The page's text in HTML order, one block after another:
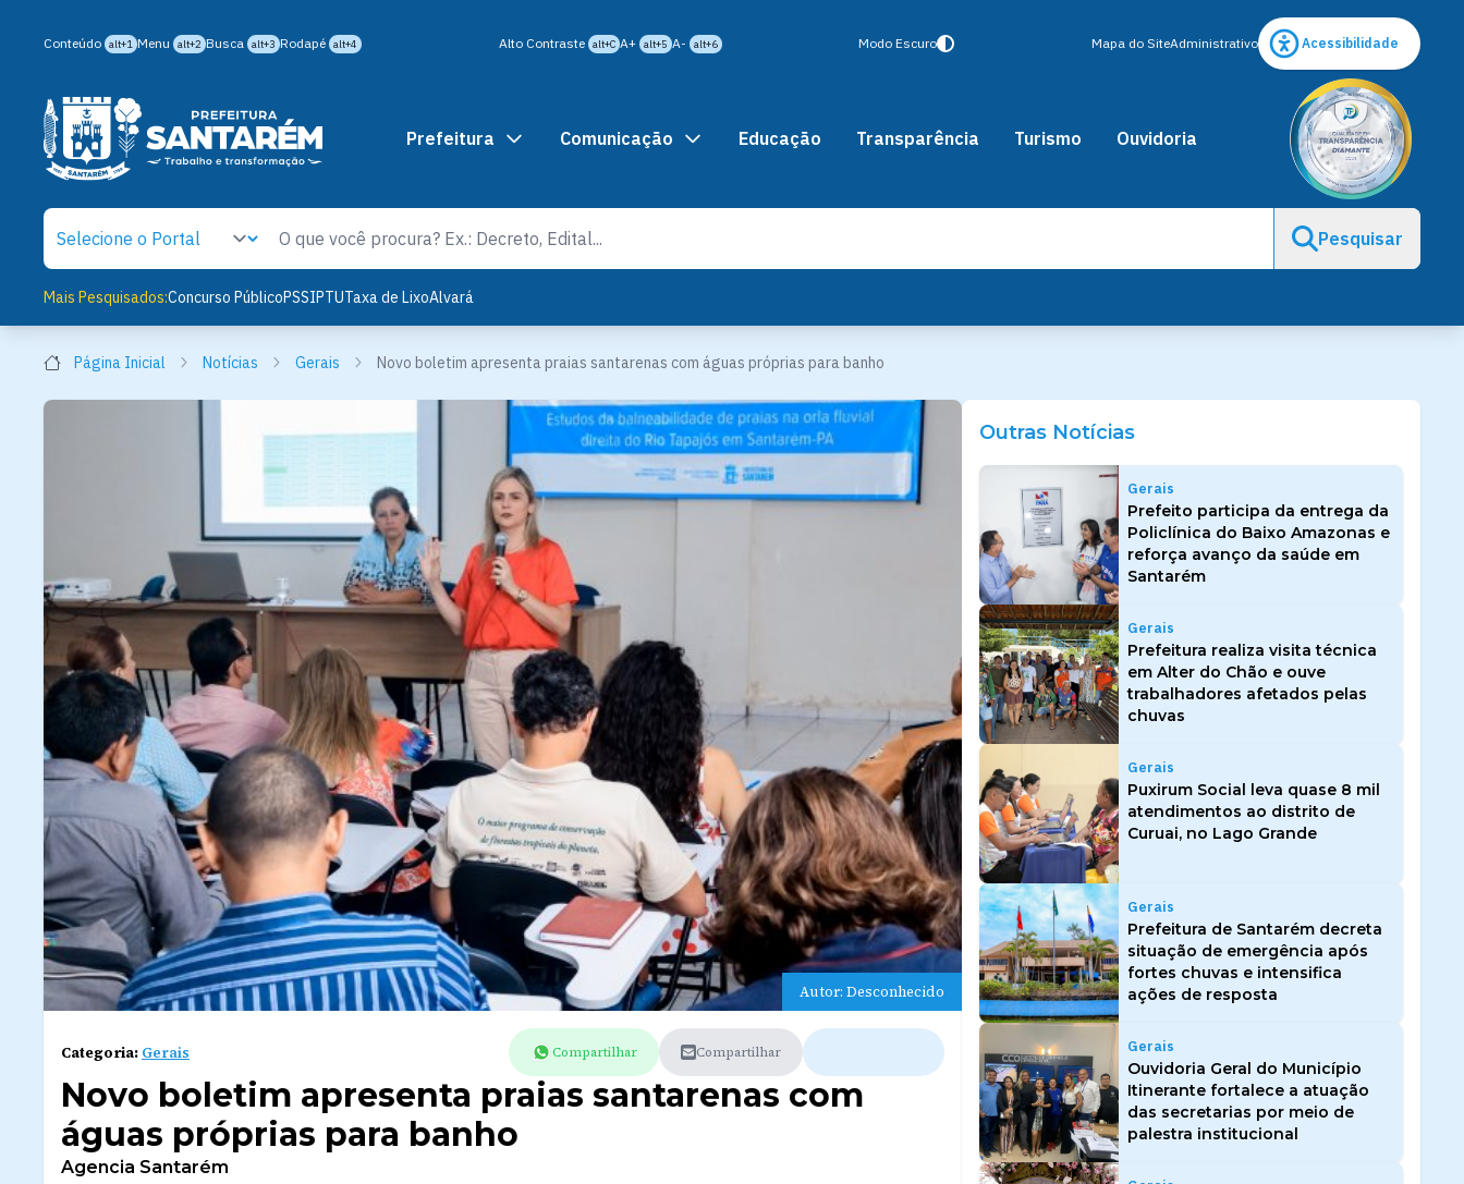
Conteúdo alt+1 Menu alt+2 Busca alt+3 Rodapé alt+4 Alto Contraste alt+C A+ alt+5 A- alt+6 Modo Escuro Mapa do SiteAdministrativo Acessibilidade
Prefeitura Comunicação Educação Transparência Turismo Ouvidoria
Pesquisar
Mais Pesquisados:Concurso PúblicoPSSIPTUTaxa de LixoAlvará
Página Inicial Notícias Gerais Novo boletim apresenta praias santarenas com águas próprias para banho
Autor: Desconhecido
Categoria: Gerais Compartilhar Compartilhar
Novo boletim apresenta praias santarenas com
águas próprias para banho
Agencia Santarém
Outras Notícias
Gerais
Prefeito participa da entrega da
Policlínica do Baixo Amazonas e
reforça avanço da saúde em
Santarém
Gerais
Prefeitura realiza visita técnica
em Alter do Chão e ouve
trabalhadores afetados pelas
chuvas
Gerais
Puxirum Social leva quase 8 mil
atendimentos ao distrito de
Curuai, no Lago Grande
Gerais
Prefeitura de Santarém decreta
situação de emergência após
fortes chuvas e intensifica
ações de resposta
Gerais
Ouvidoria Geral do Município
Itinerante fortalece a atuação
das secretarias por meio de
palestra institucional